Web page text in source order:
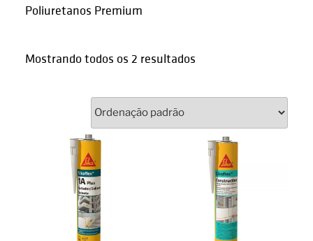
Poliuretanos Premium
Mostrando todos os 2 resultados